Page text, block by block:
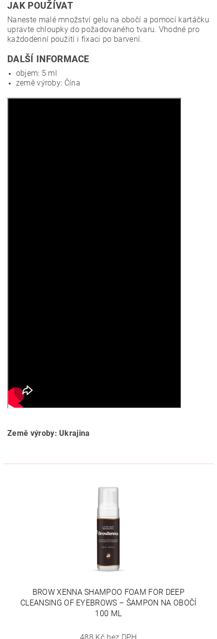
JAK POUŽÍVAT
Naneste malé množství gelu na obočí a pomocí kartáčku
upravte chloupky do požadovaného tvaru. Vhodné pro
každodenní použití i fixaci po barvení.
DALŠÍ INFORMACE
objem: 5 ml
země výroby: Čína
Země výroby: Ukrajina
BROW XENNA SHAMPOO FOAM FOR DEEP
CLEANSING OF EYEBROWS – ŠAMPON NA OBOČÍ
100 ML